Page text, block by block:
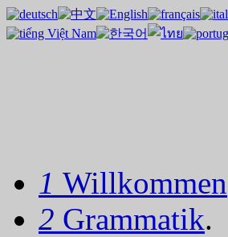
1 Willkommen
2 Grammatik.